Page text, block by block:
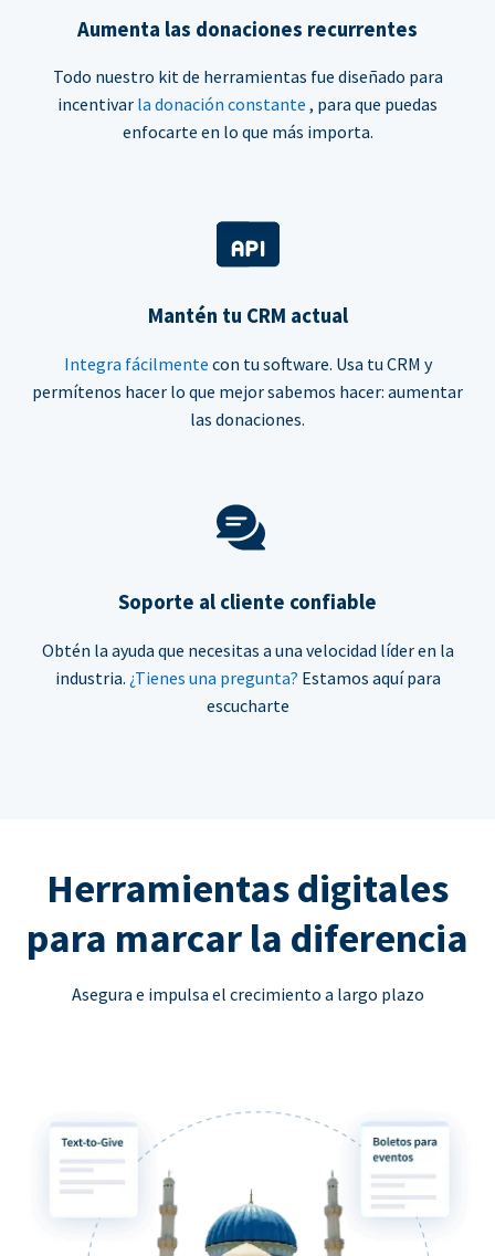
Aumenta las donaciones recurrentes
Todo nuestro kit de herramientas fue diseñado para
incentivar la donación constante , para que puedas
enfocarte en lo que más importa.
Mantén tu CRM actual
Integra fácilmente con tu software. Usa tu CRM y
permítenos hacer lo que mejor sabemos hacer: aumentar
las donaciones.
Soporte al cliente confiable
Obtén la ayuda que necesitas a una velocidad líder en la
industria. ¿Tienes una pregunta? Estamos aquí para
escucharte
Herramientas digitales
para marcar la diferencia
Asegura e impulsa el crecimiento a largo plazo